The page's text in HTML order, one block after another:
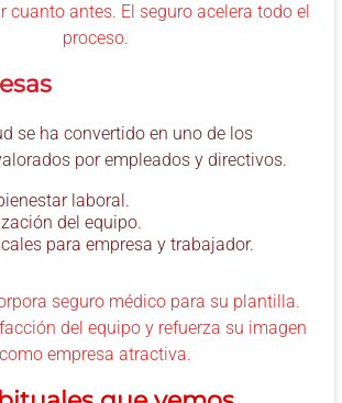
cuanto antes. El seguro acelera todo el
proceso.
se ha convertido en uno de los
por empleados y directivos.
laboral.
del equipo.
para empresa y trabajador.
seguro médico para su plantilla.
del equipo y refuerza su imagen
como empresa atractiva.